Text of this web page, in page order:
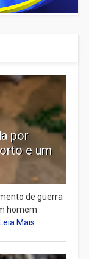
por
e um
de guerra
homem
Mais